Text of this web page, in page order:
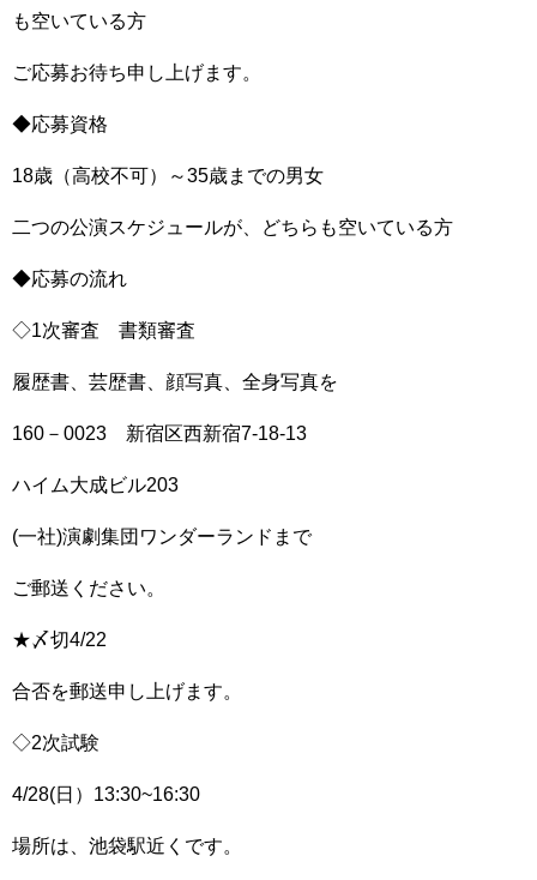
も空いている方
ご応募お待ち申し上げます。
◆応募資格
18歳（高校不可）～35歳までの男女
二つの公演スケジュールが、どちらも空いている方
◆応募の流れ
◇1次審査 書類審査
履歴書、芸歴書、顔写真、全身写真を
160－0023 新宿区西新宿7-18-13
ハイム大成ビル203
(一社)演劇集団ワンダーランドまで
ご郵送ください。
★〆切4/22
合否を郵送申し上げます。
◇2次試験
4/28(日）13:30~16:30
場所は、池袋駅近くです。